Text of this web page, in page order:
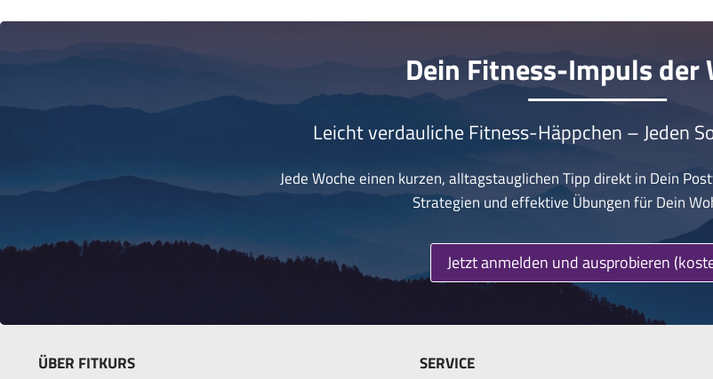
Dein Fitness-Impuls der
Leicht verdauliche Fitness-Häppchen – Jeden
Jede Woche einen kurzen, alltagstauglichen Tipp direkt in Dein
Strategien und effektive Übungen für Dein
Jetzt anmelden und ausprobieren
ÜBER FITKURS SERVICE